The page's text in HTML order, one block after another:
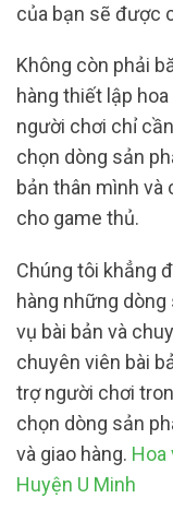
của bạn sẽ được
Không còn phải
hàng thiết lập
người chơi chỉ
chọn dòng sản
bản thân mình và
cho game thủ.
Chúng tôi khẳng
hàng những
vụ bài bản và
chuyên viên bài
trợ người chơi
chọn dòng sản
và giao hàng. Hoa
Huyện U Minh